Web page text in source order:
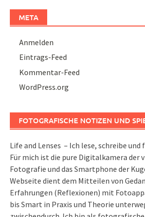
META
Anmelden
Eintrags-Feed
Kommentar-Feed
WordPress.org
FOTOGRAFISCHE NOTIZEN UND
Life and Lenses – Ich lese, schreibe
Für mich ist die pure Digitalkamera der
Fotografie und das Smartphone der
Webseite dient dem Mitteilen von
Erfahrungen (Reflexionen) mit
bis Smart in Praxis und Theorie